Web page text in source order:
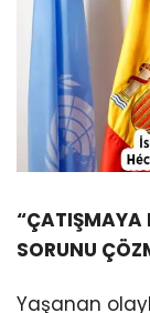
“ÇATIŞMAYA
SORUNU
Yaşanan